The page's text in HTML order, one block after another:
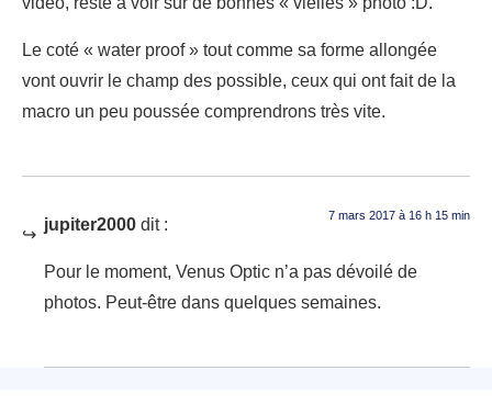
Le coté « water proof » tout comme sa forme allongée
vont ouvrir le champ des possible, ceux qui ont fait de la
macro un peu poussée comprendrons très vite.
jupiter2000 dit : 7 mars 2017 à 16 h 15 min
Pour le moment, Venus Optic n’a pas dévoilé de
photos. Peut-être dans quelques semaines.